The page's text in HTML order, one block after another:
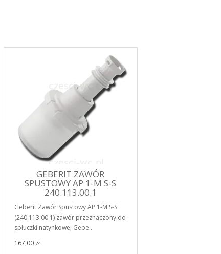
GEBERIT ZAWÓR
SPUSTOWY AP 1-M S-S
240.113.00.1
Geberit Zawór Spustowy AP 1-M S-S
(240.113.00.1) zawór przeznaczony do
spłuczki natynkowej Gebe..
167,00 zł